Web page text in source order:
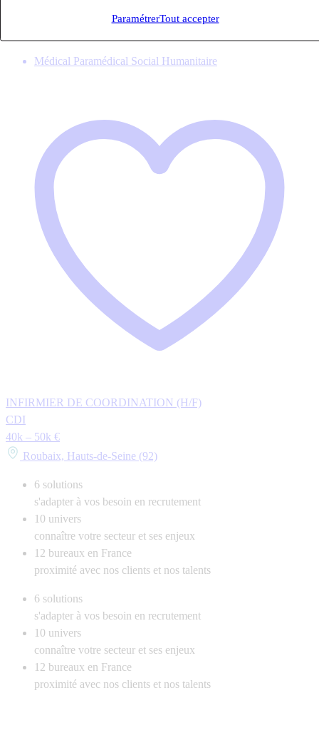
ParamétrerTout accepter
SURESNES, Hauts-de-Seine (92150)
Médical Paramédical Social Humanitaire
INFIRMIER DE COORDINATION (H/F)
CDI
40k – 50k €
Roubaix, Hauts-de-Seine (92)
6 solutions
s'adapter à vos besoin en recrutement
10 univers
connaître votre secteur et ses enjeux
12 bureaux en France
proximité avec nos clients et nos talents
6 solutions
s'adapter à vos besoin en recrutement
10 univers
connaître votre secteur et ses enjeux
12 bureaux en France
proximité avec nos clients et nos talents